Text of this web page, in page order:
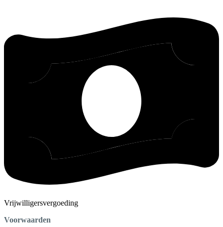
Vrijwilligersvergoeding
Voorwaarden